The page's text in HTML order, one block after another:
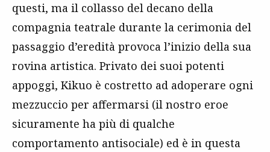
questi, ma il collasso del decano della
compagnia teatrale durante la cerimonia del
passaggio d’eredità provoca l’inizio della sua
rovina artistica. Privato dei suoi potenti
appoggi, Kikuo è costretto ad adoperare ogni
mezzuccio per affermarsi (il nostro eroe
sicuramente ha più di qualche
comportamento antisociale) ed è in questa